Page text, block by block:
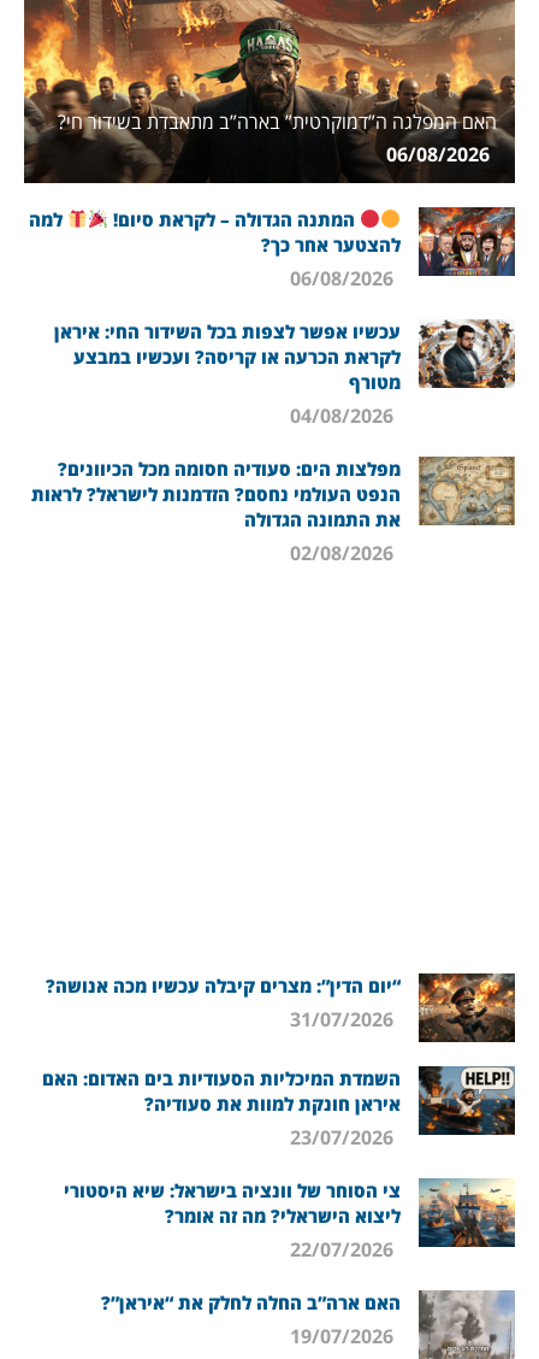
האם המפלגה ה”דמוקרטית” בארה”ב מתאבדת בשידור חי?
06/08/2026
המתנה הגדולה – לקראת סיום!
למה
להצטער אחר כך?
עכשיו אפשר לצפות בכל השידור החי: איראן
לקראת הכרעה או קריסה? ועכשיו במבצע
מטורף
מפלצות הים: סעודיה חסומה מכל הכיוונים?
הנפט העולמי נחסם? הזדמנות לישראל? לראות
את התמונה הגדולה
“יום הדין”: מצרים קיבלה עכשיו מכה אנושה?
השמדת המיכליות הסעודיות בים האדום: האם
איראן חונקת למוות את סעודיה?
צי הסוחר של וונציה בישראל: שיא היסטורי
ליצוא הישראלי? מה זה אומר?
האם ארה”ב החלה לחלק את “איראן”?